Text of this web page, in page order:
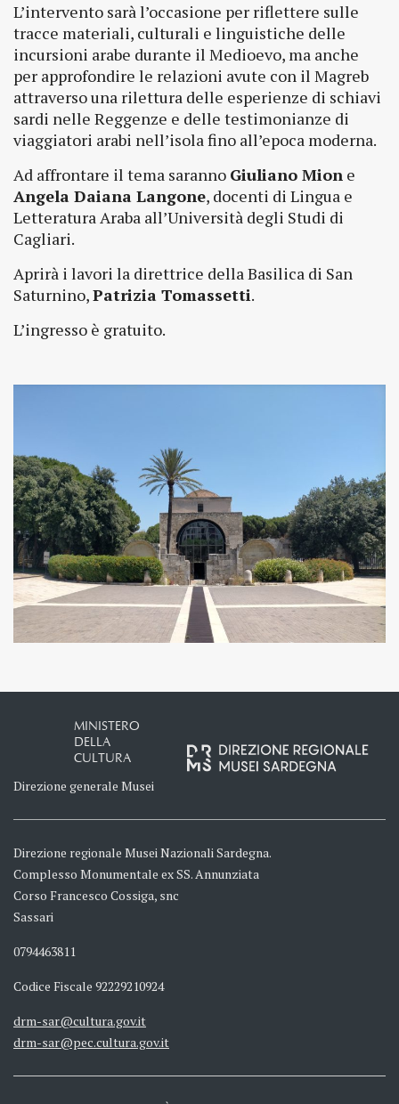
L’intervento sarà l’occasione per riflettere sulle
tracce materiali, culturali e linguistiche delle
incursioni arabe durante il Medioevo, ma anche
per approfondire le relazioni avute con il Magreb
attraverso una rilettura delle esperienze di schiavi
sardi nelle Reggenze e delle testimonianze di
viaggiatori arabi nell’isola fino all’epoca moderna.
Ad affrontare il tema saranno Giuliano Mion e
Angela Daiana Langone, docenti di Lingua e
Letteratura Araba all’Università degli Studi di
Cagliari.
Aprirà i lavori la direttrice della Basilica di San
Saturnino,Patrizia Tomassetti.
L’ingresso è gratuito.
MINISTERO
DELLA
CULTURA
Direzione generale Musei
Direzione regionale Musei Nazionali Sardegna.
Complesso Monumentale ex SS. Annunziata
Corso Francesco Cossiga, snc
Sassari
0794463811
Codice Fiscale 92229210924
drm-sar@cultura.gov.it
drm-sar@pec.cultura.gov.it